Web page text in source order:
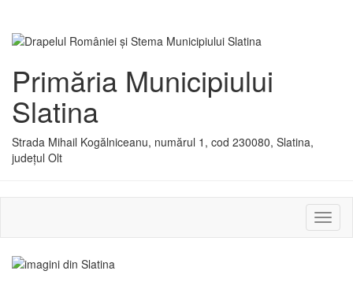
Primăria Municipiului
Slatina
Strada Mihail Kogălniceanu, numărul 1, cod 230080, Slatina,
județul Olt
sau